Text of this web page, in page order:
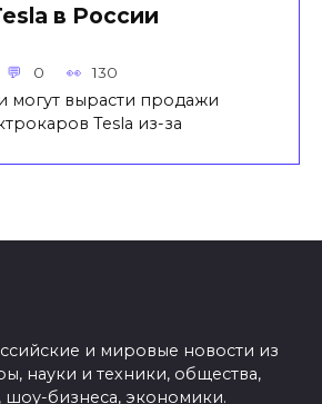
в России
0 130
могут вырасти продажи
Tesla из-за
и мировые новости из
науки и техники, общества,
шоу-бизнеса, экономики.